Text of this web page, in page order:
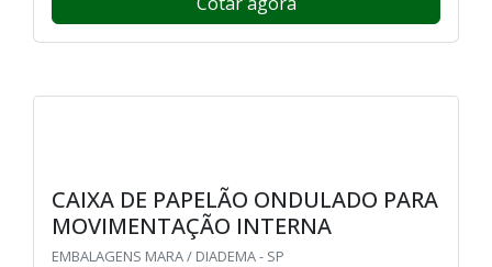
CAIXA DE PAPELÃO ONDULADO PARA
MOVIMENTAÇÃO INTERNA
EMBALAGENS MARA / DIADEMA - SP